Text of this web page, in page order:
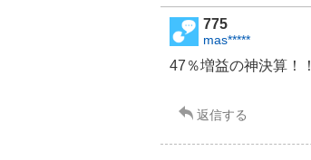
775
mas*****
47％増益の神決算！！
返信する